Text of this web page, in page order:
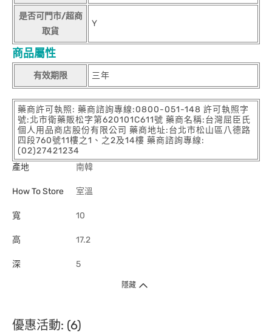
是否可門市/超商
取貨
Y
商品屬性
有效期限 三年
藥商許可執照: 藥商諮詢專線:0800-051-148 許可執照字
號:北市衛藥販松字第620101C611號 藥商名稱:台灣屈臣氏
個人用品商店股份有限公司 藥商地址:台北市松山區八德路
四段760號11樓之1、之2及14樓 藥商諮詢專線:
(02)27421234
產地
南韓
How To Store 室溫
寬 10
高 17.2
深 5
隱藏
優惠活動: (6)